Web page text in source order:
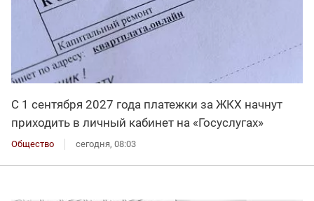
С 1 сентября 2027 года платежки за ЖКХ начнут
приходить в личный кабинет на «Госуслугах»
Общество сегодня, 08:03